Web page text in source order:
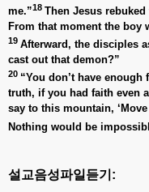
me.”18 Then Jesus
From that moment the boy
19 Afterward, the disciples
cast out that demon?”
20 “You don’t have
truth, if you had faith even
say to this mountain,
Nothing would be
설교음성파일듣기: